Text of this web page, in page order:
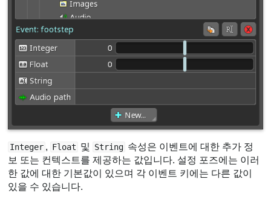
Integer , Float 및 String 속성은 이벤트에 대한 추가 정
보 또는 컨텍스트를 제공하는 값입니다. 설정 포즈에는 이러
한 값에 대한 기본값이 있으며 각 이벤트 키에는 다른 값이
있을 수 있습니다.